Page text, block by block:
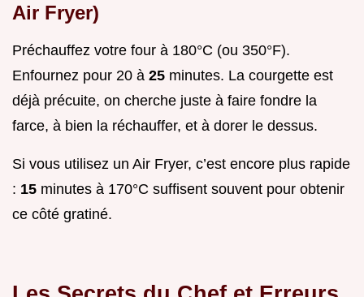
Air Fryer)
Préchauffez votre four à 180°C (ou 350°F).
Enfournez pour 20 à 25 minutes. La courgette est
déjà précuite, on cherche juste à faire fondre la
farce, à bien la réchauffer, et à dorer le dessus.
Si vous utilisez un Air Fryer, c’est encore plus rapide
: 15 minutes à 170°C suffisent souvent pour obtenir
ce côté gratiné.